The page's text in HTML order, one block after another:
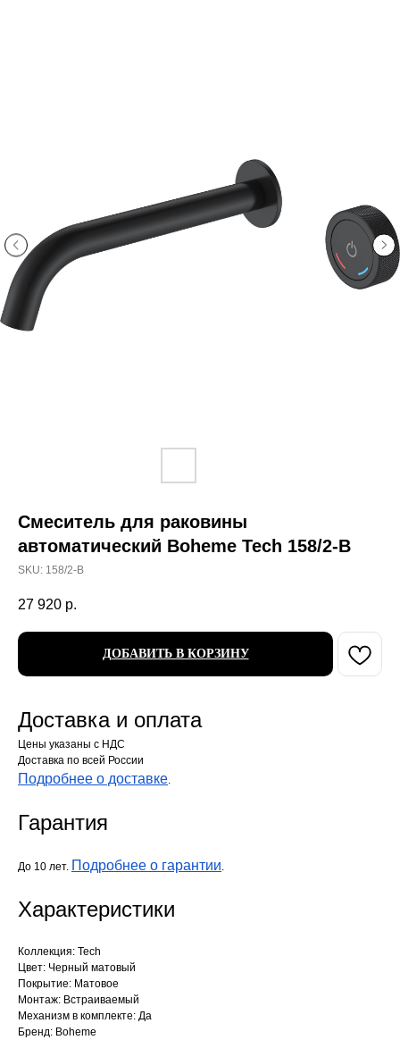
Смеситель для раковины
автоматический Boheme Tech 158/2-B
SKU: 158/2-B
27 920 р.
ДОБАВИТЬ В КОРЗИНУ
Доставка и оплата
Цены указаны с НДС
Доставка по всей России
Подробнее о доставке.
Гарантия
До 10 лет. Подробнее о гарантии.
Характеристики
Коллекция: Tech
Цвет: Черный матовый
Покрытие: Матовое
Монтаж: Встраиваемый
Механизм в комплекте: Да
Бренд: Boheme